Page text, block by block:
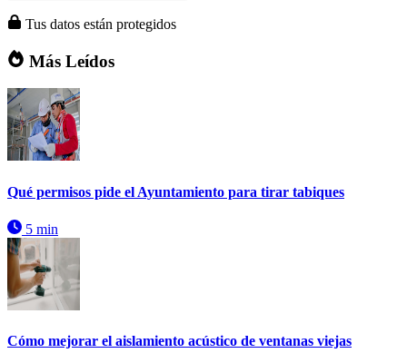
Tus datos están protegidos
Más Leídos
Qué permisos pide el Ayuntamiento para tirar tabiques
5 min
Cómo mejorar el aislamiento acústico de ventanas viejas